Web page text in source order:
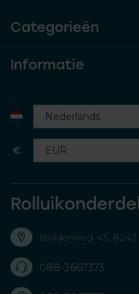
Categorieën
Informatie
€
Bolderweg 43,
088-3667373